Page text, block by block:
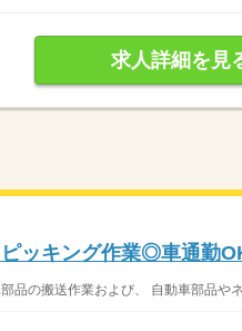
求人詳細を見
ピッキング作業◎車通勤
品の搬送作業および、 自動車部品や